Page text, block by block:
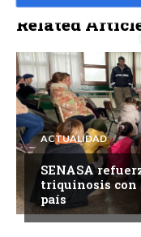
Related
ACTUALIDAD
SENASA
triquinosis con
país